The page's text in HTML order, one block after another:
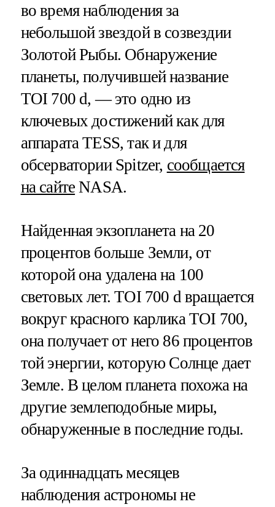
во время наблюдения за
небольшой звездой в созвездии
Золотой Рыбы. Обнаружение
планеты, получившей название
TOI 700 d, — это одно из
ключевых достижений как для
аппарата TESS, так и для
обсерватории Spitzer, сообщается
на сайте NASA.
Найденная экзопланета на 20
процентов больше Земли, от
которой она удалена на 100
световых лет. TOI 700 d вращается
вокруг красного карлика TOI 700,
она получает от него 86 процентов
той энергии, которую Солнце дает
Земле. В целом планета похожа на
другие землеподобные миры,
обнаруженные в последние годы.
За одиннадцать месяцев
наблюдения астрономы не